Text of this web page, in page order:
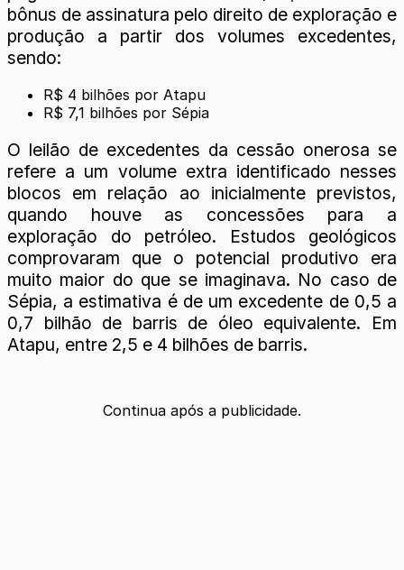
bônus de assinatura pelo direito de exploração e
produção a partir dos volumes excedentes,
sendo:
R$ 4 bilhões por Atapu
R$ 7,1 bilhões por Sépia
O leilão de excedentes da cessão onerosa se
refere a um volume extra identificado nesses
blocos em relação ao inicialmente previstos,
quando houve as concessões para a
exploração do petróleo. Estudos geológicos
comprovaram que o potencial produtivo era
muito maior do que se imaginava. No caso de
Sépia, a estimativa é de um excedente de 0,5 a
0,7 bilhão de barris de óleo equivalente. Em
Atapu, entre 2,5 e 4 bilhões de barris.
Continua após a publicidade.